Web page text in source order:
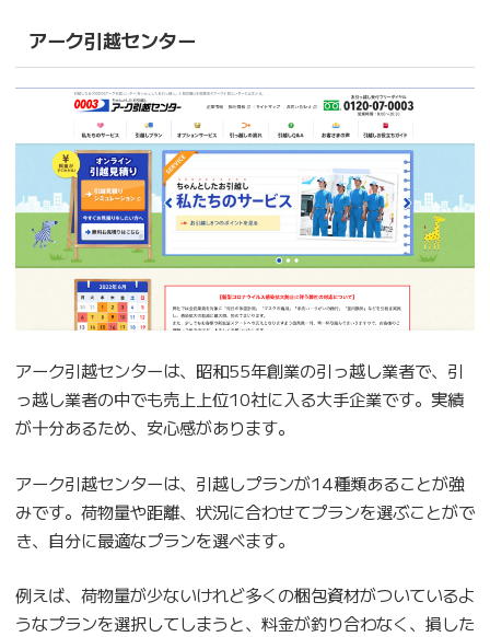
アーク引越センター
アーク引越センターは、昭和55年創業の引っ越し業者で、引
っ越し業者の中でも売上上位10社に入る大手企業です。実績
が十分あるため、安心感があります。
アーク引越センターは、引越しプランが14種類あることが強
みです。荷物量や距離、状況に合わせてプランを選ぶことがで
き、自分に最適なプランを選べます。
例えば、荷物量が少ないけれど多くの梱包資材がついているよ
うなプランを選択してしまうと、料金が釣り合わなく、損した